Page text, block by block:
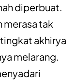
diperbuat.
merasa tak
akhirya
melarang.